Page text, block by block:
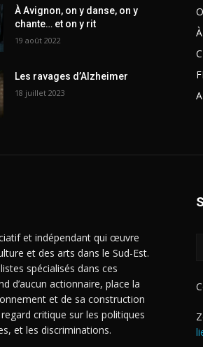
À Avignon, on y danse, on y
chante… et on y rit
19 août 2022
Les ravages d’Alzheimer
18 juillet 2023
et indépendant qui œuvre
et des arts dans le Sud-Est.
spécialisés dans ces
d’aucun actionnaire, place la
et de sa construction
critique sur les politiques
et les discriminations.